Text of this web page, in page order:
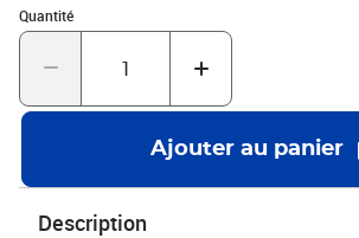
Quantité
Quantité : 1
Ajouter au panier
Description